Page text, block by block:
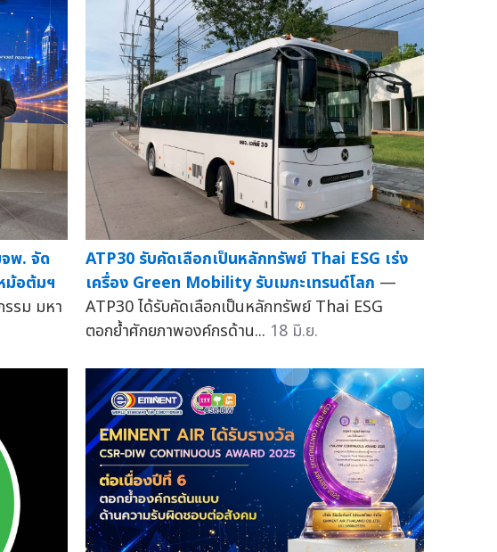
พ. จัด
ม้อต้มฯ
รม มหา
ATP30 รับคัดเลือกเป็นหลักทรัพย์ Thai ESG เร่ง
เครื่อง Green Mobility รับเมกะเทรนด์โลก —
ATP30 ได้รับคัดเลือกเป็นหลักทรัพย์ Thai ESG
ตอกย้ำศักยภาพองค์กรด้าน... 18 มิ.ย.